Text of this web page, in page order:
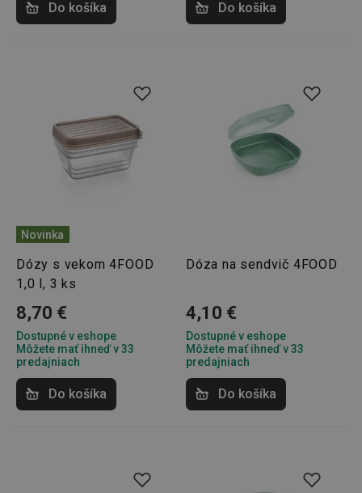
Do košíka Do košíka
Novinka
Dózy s vekom 4FOOD
1,0 l, 3 ks
8,70 €
Dostupné v eshope
Môžete mať ihneď v 33
predajniach
Do košíka
Dóza na sendvič 4FOOD
4,10 €
Dostupné v eshope
Môžete mať ihneď v 33
predajniach
Do košíka